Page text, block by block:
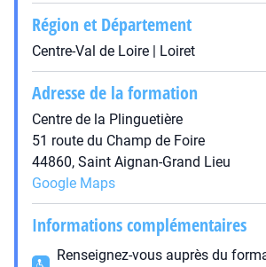
Région et Département
Centre-Val de Loire | Loiret
Adresse de la formation
Centre de la Plinguetière
51 route du Champ de Foire
44860, Saint Aignan-Grand Lieu
Google Maps
Informations complémentaires
Renseignez-vous auprès du